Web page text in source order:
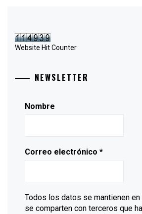
Website Hit Counter
NEWSLETTER
Nombre
Correo electrónico *
Todos los datos se mantienen
se comparten con terceros que